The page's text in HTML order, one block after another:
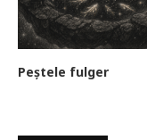
Peștele fulger